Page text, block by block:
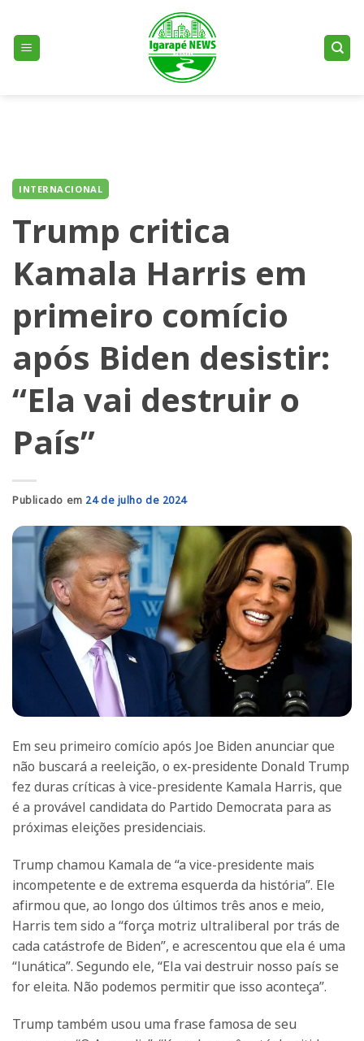
content
INTERNACIONAL
Trump critica
Kamala Harris em
primeiro comício
após Biden desistir:
“Ela vai destruir o
País”
Publicado em 24 de julho de 2024
Em seu primeiro comício após Joe Biden anunciar que
não buscará a reeleição, o ex-presidente Donald Trump
fez duras críticas à vice-presidente Kamala Harris, que
é a provável candidata do Partido Democrata para as
próximas eleições presidenciais.
Trump chamou Kamala de “a vice-presidente mais
incompetente e de extrema esquerda da história”. Ele
afirmou que, ao longo dos últimos três anos e meio,
Harris tem sido a “força motriz ultraliberal por trás de
cada catástrofe de Biden”, e acrescentou que ela é uma
“lunática”. Segundo ele, “Ela vai destruir nosso país se
for eleita. Não podemos permitir que isso aconteça”.
Trump também usou uma frase famosa de seu